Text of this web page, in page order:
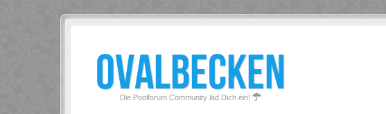
OVALBECKEN
Die Poolforum Community läd Dich ein!